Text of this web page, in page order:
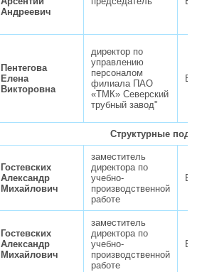
Андреевич
Пентегова
Елена
Викторовна
директор по
управлению
персоналом
филиала ПАО
«ТМК» Северский
трубный завод"
Структурные
Гостевских
Александр
Михайлович
заместитель
директора по
учебно-
производственной
работе
Гостевских
Александр
Михайлович
заместитель
директора по
учебно-
производственной
работе